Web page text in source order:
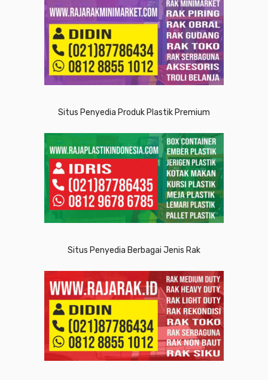
Situs Penyedia Produk Plastik Premium
Situs Penyedia Berbagai Jenis Rak